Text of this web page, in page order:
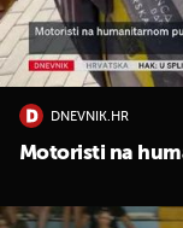
DNEVNIK.HR
Motoristi na